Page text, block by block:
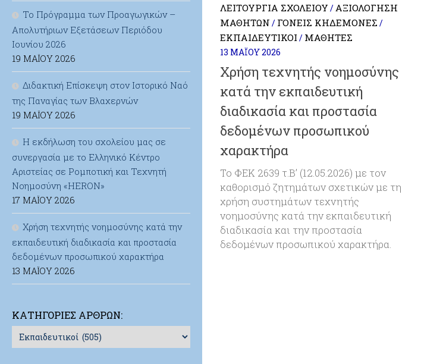
ΛΕΙΤΟΥΡΓΊΑ ΣΧΟΛΕΊΟΥ / ΑΞΙΟΛΌΓΗΣΗ
ΜΑΘΗΤΏΝ / ΓΟΝΕΊΣ ΚΗΔΕΜΌΝΕΣ /
ΕΚΠΑΙΔΕΥΤΙΚΟΊ / ΜΑΘΗΤΈΣ
13 ΜΑΪ́ΟΥ 2026
Χρήση τεχνητής νοημοσύνης
κατά την εκπαιδευτική
διαδικασία και προστασία
δεδομένων προσωπικού
χαρακτήρα
Το ΦΕΚ 2639 τ.Β’ (12.05.2026) με τον
καθορισμό ζητημάτων σχετικών με τη
χρήση συστημάτων τεχνητής
νοημοσύνης κατά την εκπαιδευτική
διαδικασία και την προστασία
δεδομένων προσωπικού χαρακτήρα.
Το Πρόγραμμα των Προαγωγικών –
Απολυτήριων Εξετάσεων Περιόδου
Ιουνίου 2026
19 ΜΑΪ́ΟΥ 2026
Διδακτική Επίσκεψη στον Ιστορικό Ναό
της Παναγίας των Βλαχερνών
19 ΜΑΪ́ΟΥ 2026
Η εκδήλωση του σχολείου μας σε
συνεργασία με το Ελληνικό Κέντρο
Αριστείας σε Ρομποτική και Τεχνητή
Νοημοσύνη «HERON»
17 ΜΑΪ́ΟΥ 2026
Χρήση τεχνητής νοημοσύνης κατά την
εκπαιδευτική διαδικασία και προστασία
δεδομένων προσωπικού χαρακτήρα
13 ΜΑΪ́ΟΥ 2026
ΚΑΤΗΓΟΡΊΕΣ ΆΡΘΡΩΝ:
Κατηγορίες
Άρθρων: